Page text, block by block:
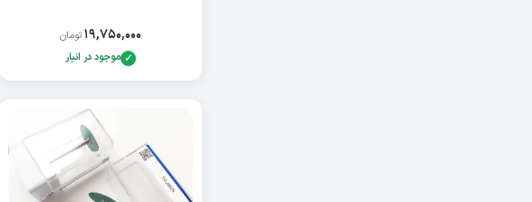
موجود در انبار
۱۹,۷۵۰,۰۰۰ تومان